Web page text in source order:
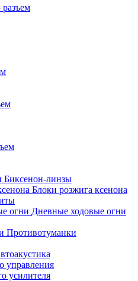
Биксенон-линзы
Блоки розжига ксенона
Дневные ходовые огни
Противотуманки
управления
усилителя